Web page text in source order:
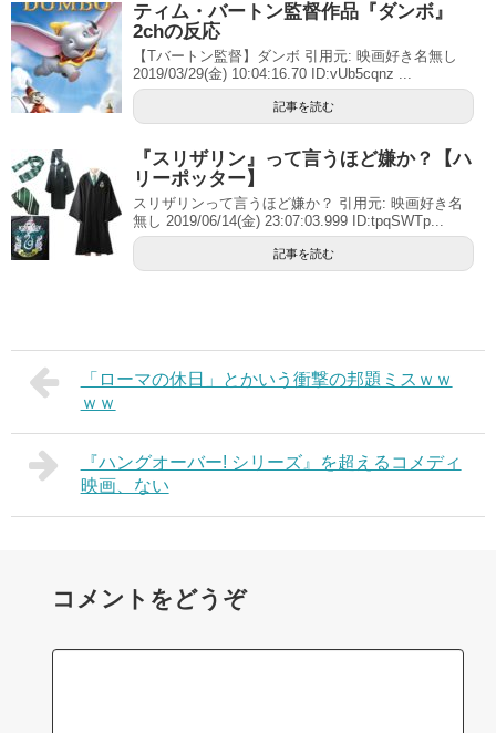
ティム・バートン監督作品『ダンボ』
2chの反応
【Tバートン監督】ダンボ 引用元: 映画好き名無し
2019/03/29(金) 10:04:16.70 ID:vUb5cqnz ...
記事を読む
『スリザリン』って言うほど嫌か？【ハ
リーポッター】
スリザリンって言うほど嫌か？ 引用元: 映画好き名
無し 2019/06/14(金) 23:07:03.999 ID:tpqSWTp...
記事を読む
「ローマの休日」とかいう衝撃の邦題ミスｗｗ
ｗｗ
『ハングオーバー! シリーズ』を超えるコメディ
映画、ない
コメントをどうぞ